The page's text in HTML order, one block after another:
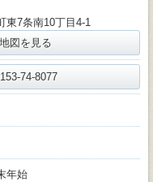
東7条南10丁目4-1
地図を見る
74-8077
年始